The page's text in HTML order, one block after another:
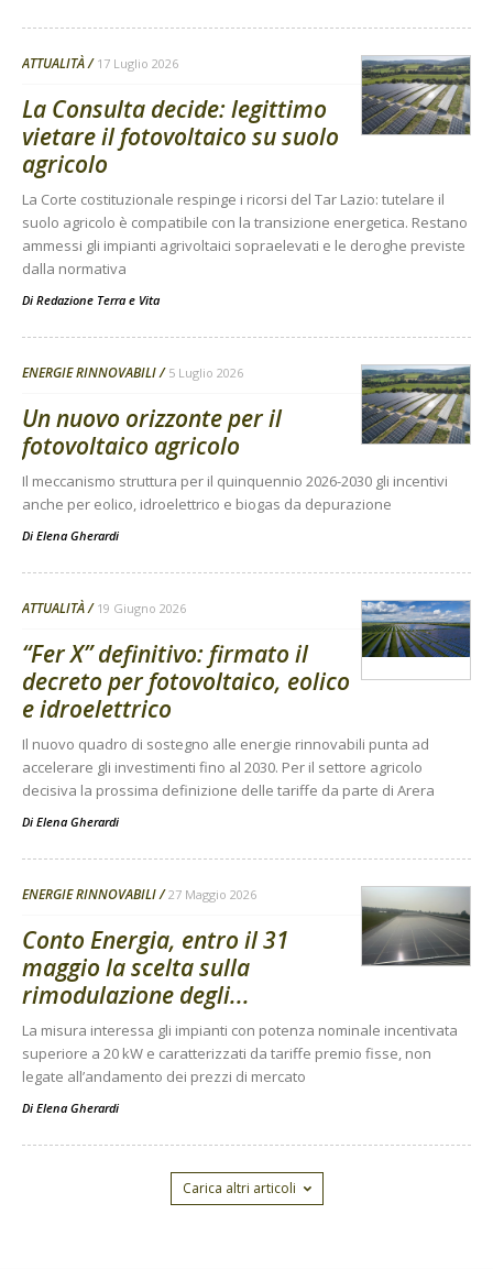
ATTUALITÀ 17 Luglio 2026
La Consulta decide: legittimo
vietare il fotovoltaico su suolo
agricolo
La Corte costituzionale respinge i ricorsi del Tar Lazio: tutelare il
suolo agricolo è compatibile con la transizione energetica. Restano
ammessi gli impianti agrivoltaici sopraelevati e le deroghe previste
dalla normativa
Di Redazione Terra e Vita
ENERGIE RINNOVABILI 5 Luglio 2026
Un nuovo orizzonte per il
fotovoltaico agricolo
Il meccanismo struttura per il quinquennio 2026-2030 gli incentivi
anche per eolico, idroelettrico e biogas da depurazione
Di Elena Gherardi
ATTUALITÀ 19 Giugno 2026
“Fer X” definitivo: firmato il
decreto per fotovoltaico, eolico
e idroelettrico
Il nuovo quadro di sostegno alle energie rinnovabili punta ad
accelerare gli investimenti fino al 2030. Per il settore agricolo
decisiva la prossima definizione delle tariffe da parte di Arera
Di Elena Gherardi
ENERGIE RINNOVABILI 27 Maggio 2026
Conto Energia, entro il 31
maggio la scelta sulla
rimodulazione degli...
La misura interessa gli impianti con potenza nominale incentivata
superiore a 20 kW e caratterizzati da tariffe premio fisse, non
legate all’andamento dei prezzi di mercato
Di Elena Gherardi
Carica altri articoli